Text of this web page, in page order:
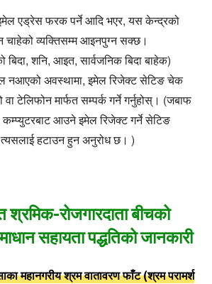
एड्रेस फरक पर्ने आदि भएर, यस केन्द्रको
चाहेको व्यक्तिसम्म आइनपुग्न सक्छ।
बिदा, शनि, आइत, सार्वजनिक बिदा बाहेक)
नआएको अवस्थामा, इमेल रिजेक्ट सेटिङ चेक
टेलिफोन मार्फत सम्पर्क गर्ने गर्नुहोस्। (जबाफ
आउने इमेल रिजेक्ट गर्ने सेटिङ
हटाउन हुन अनुरोध छ। )
श्रमिक-रोजगारदाता बीचको
सहायता पद्धतिको जानकारी
महानगरीय श्रम वातावरण फाँट (श्रम परामर्श